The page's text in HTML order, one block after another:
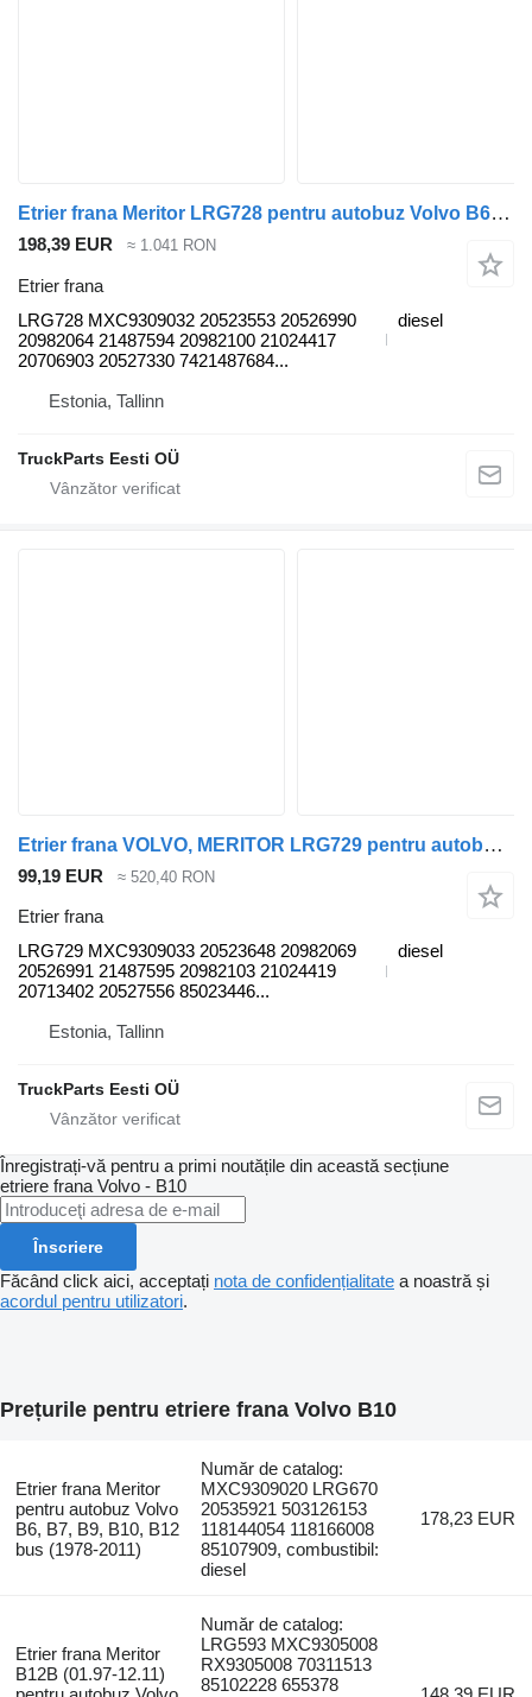
Etrier frana Meritor LRG728 pentru autobuz Volvo B6, B7, B9, B10, B12 bus (1978-2011)
198,39 EUR ≈ 1.041 RON
Etrier frana
LRG728 MXC9309032 20523553 20526990
20982064 21487594 20982100 21024417
20706903 20527330 7421487684...
diesel
Estonia, Tallinn
TruckParts Eesti OÜ
Etrier frana VOLVO, MERITOR LRG729 pentru autobuz Volvo B6, B7, B9, B10, B12 bus (1978-2011)
99,19 EUR ≈ 520,40 RON
Etrier frana
LRG729 MXC9309033 20523648 20982069
20526991 21487595 20982103 21024419
20713402 20527556 85023446...
diesel
Estonia, Tallinn
TruckParts Eesti OÜ
Înregistrați-vă pentru a primi noutățile din această secțiune
etriere frana Volvo - B10
Înscriere
Făcând click aici, acceptați nota de confidențialitate a noastră și
acordul pentru utilizatori.
Prețurile pentru etriere frana Volvo B10
Etrier frana Meritor
pentru autobuz Volvo
B6, B7, B9, B10, B12
bus (1978-2011)
Număr de catalog:
MXC9309020 LRG670
20535921 503126153
118144054 118166008
85107909, combustibil:
diesel
178,23 EUR
Etrier frana Meritor
B12B (01.97-12.11)
Număr de catalog:
LRG593 MXC9305008
RX9305008 70311513
85102228 655378